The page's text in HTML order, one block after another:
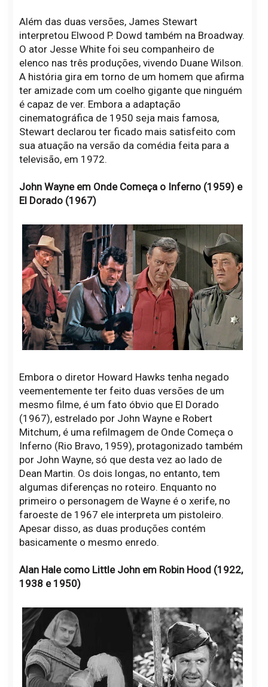
Além das duas versões, James Stewart
interpretou Elwood P. Dowd também na Broadway.
O ator Jesse White foi seu companheiro de
elenco nas três produções, vivendo Duane Wilson.
A história gira em torno de um homem que afirma
ter amizade com um coelho gigante que ninguém
é capaz de ver. Embora a adaptação
cinematográfica de 1950 seja mais famosa,
Stewart declarou ter ficado mais satisfeito com
sua atuação na versão da comédia feita para a
televisão, em 1972.
John Wayne em Onde Começa o Inferno (1959) e
El Dorado (1967)
Embora o diretor Howard Hawks tenha negado
veementemente ter feito duas versões de um
mesmo filme, é um fato óbvio que El Dorado
(1967), estrelado por John Wayne e Robert
Mitchum, é uma refilmagem de Onde Começa o
Inferno (Rio Bravo, 1959), protagonizado também
por John Wayne, só que desta vez ao lado de
Dean Martin. Os dois longas, no entanto, tem
algumas diferenças no roteiro. Enquanto no
primeiro o personagem de Wayne é o xerife, no
faroeste de 1967 ele interpreta um pistoleiro.
Apesar disso, as duas produções contém
basicamente o mesmo enredo.
Alan Hale como Little John em Robin Hood (1922,
1938 e 1950)